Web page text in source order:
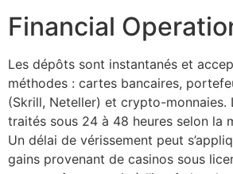
Financial
Les dépôts sont instantanés et
méthodes : cartes bancaires,
(Skrill, Neteller) et crypto-monnaies.
traités sous 24 à 48 heures selon la
Un délai de vérissement peut
gains provenant de casinos sous